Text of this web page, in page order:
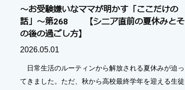
～お受験嫌いなママが明かす「ここだけの
話」～第268 【シニア直前の夏休みとそ
の後の過ごし方】
2026.05.01
日常生活のルーティンから解放される夏休みが迫っ
てきました。ただ、秋から高校最終学年を迎える生徒